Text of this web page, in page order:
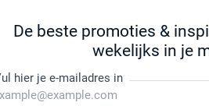
De beste promoties &
wekelijks in je
hier je e-mailadres in